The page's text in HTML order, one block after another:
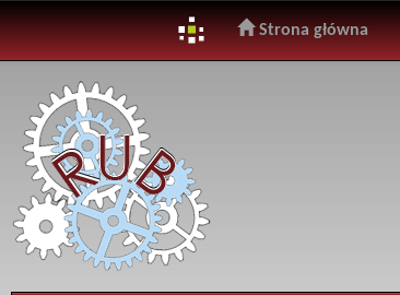
navigation
Strona główna